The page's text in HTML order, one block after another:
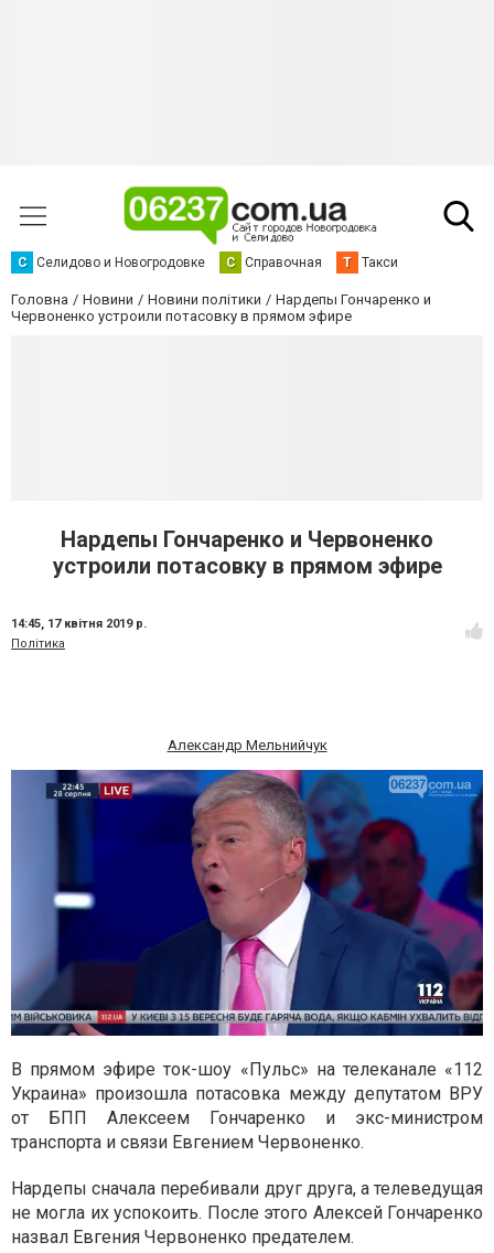
С Селидово и Новогродовке С Справочная Т Такси
Головна Новини Новини політики
Нардепы Гончаренко и
Червоненко устроили потасовку в прямом эфире
Нардепы Гончаренко и Червоненко
устроили потасовку в прямом эфире
14:45, 17 квітня 2019 р.
Політика
Александр Мельнийчук
В прямом эфире ток-шоу «Пульс» на телеканале «112
Украина» произошла потасовка между депутатом ВРУ
от БПП Алексеем Гончаренко и экс-министром
транспорта и связи Евгением Червоненко.
Нардепы сначала перебивали друг друга, а телеведущая
не могла их успокоить. После этого Алексей Гончаренко
назвал Евгения Червоненко предателем.